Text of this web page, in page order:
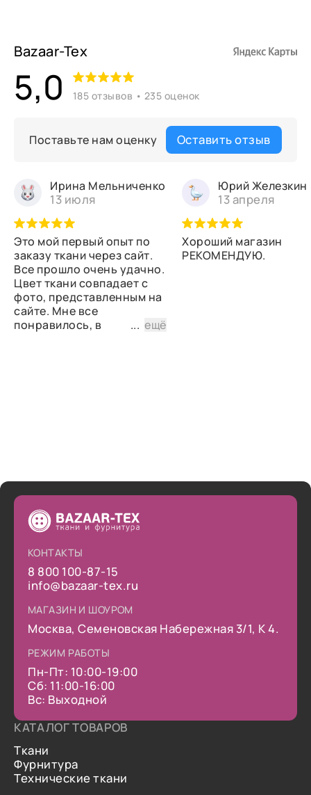
Bazaar-Tex
5,0 185 отзывов • 235 оценок
Поставьте нам оценку Оставить отзыв
Ирина Мельниченко
13 июля
Это мой первый опыт по
заказу ткани через сайт.
Все прошло очень удачно.
Цвет ткани совпадает с
фото, представленным на
сайте. Мне все
понравилось, в
...ещё
Юрий Железкин
13 апреля
Хороший магазин
РЕКОМЕНДУЮ.
КОНТАКТЫ
8 800 100-87-15
info@bazaar-tex.ru
МАГАЗИН И ШОУРОМ
Москва, Семеновская Набережная 3/1, К 4.
РЕЖИМ РАБОТЫ
Пн-Пт: 10:00-19:00
Сб: 11:00-16:00
Вс: Выходной
КАТАЛОГ ТОВАРОВ
Ткани
Фурнитура
Технические ткани